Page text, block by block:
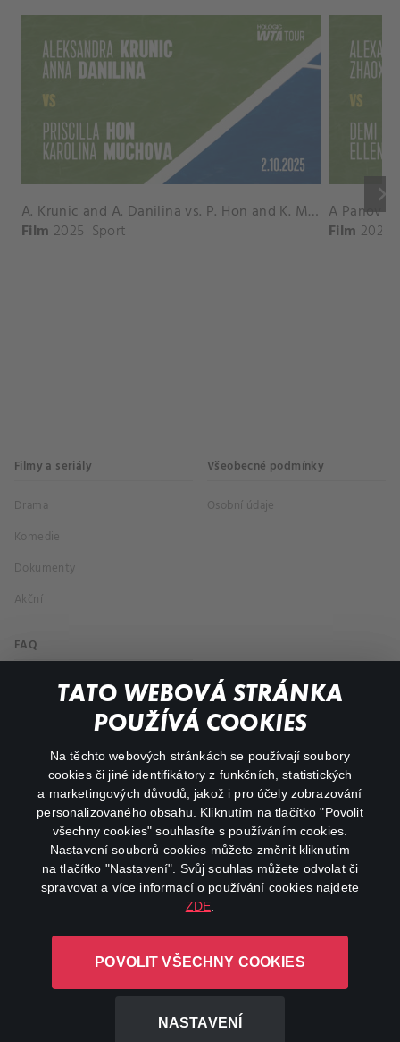
TATO WEBOVÁ STRÁNKA
POUŽÍVÁ COOKIES
Na těchto webových stránkách se používají soubory
cookies či jiné identifikátory z funkčních, statistických
a marketingových důvodů, jakož i pro účely zobrazování
personalizovaného obsahu. Kliknutím na tlačítko "Povolit
všechny cookies" souhlasíte s používáním cookies.
Nastavení souborů cookies můžete změnit kliknutím
na tlačítko "Nastavení". Svůj souhlas můžete odvolat či
spravovat a více informací o používání cookies najdete
ZDE
POVOLIT VŠECHNY COOKIES
NASTAVENÍ
keyboard_arrow_right
A. Krunic and A. Danilina vs. P. Hon and K. Muchova Match Highlights - BEIJING_Capital Group Diamond ( October 02, 2025)
Film 2025 Sport Film 2026
Filmy a seriály
Drama
Komedie
Dokumenty
Akční
Všeobecné podmínky
Osobní údaje
FAQ
Můj účet
Důležité odkazy
facebookinstagram
youtube
L-1246 Luxembourg R.C.S.